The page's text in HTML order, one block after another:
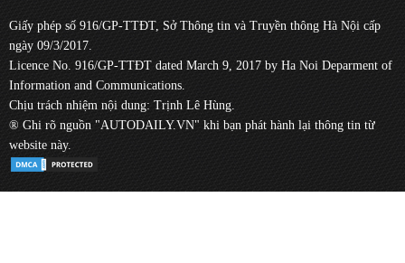
Giấy phép số 916/GP-TTĐT, Sở Thông tin và Truyền thông Hà Nội cấp
ngày 09/3/2017.
Licence No. 916/GP-TTĐT dated March 9, 2017 by Ha Noi Deparment of
Information and Communications.
Chịu trách nhiệm nội dung: Trịnh Lê Hùng.
® Ghi rõ nguồn "AUTODAILY.VN" khi bạn phát hành lại thông tin từ
website này.